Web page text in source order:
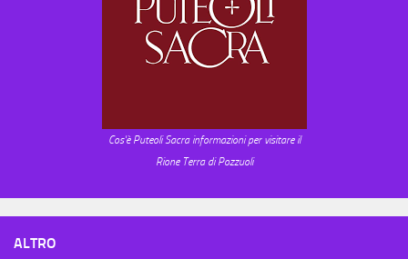
Cos'è Puteoli Sacra informazioni per visitare il
Rione Terra di Pozzuoli
ALTRO